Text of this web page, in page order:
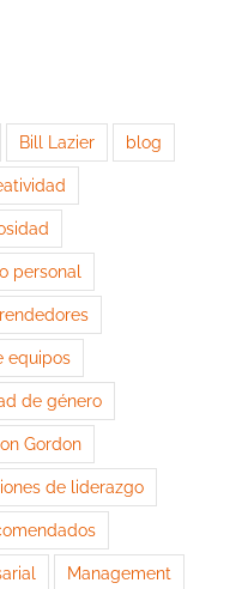
Bill Lazier blog
personal
equipos
de género
Gordon
de liderazgo
Management